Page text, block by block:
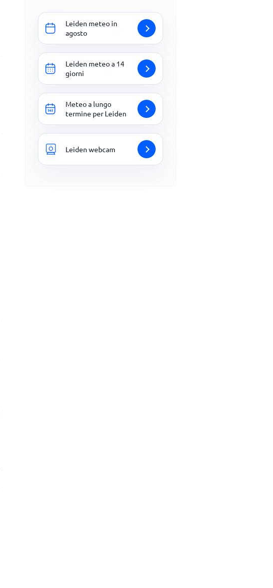
Leiden meteo in
agosto
Leiden meteo a 14
giorni
Meteo a lungo
termine per Leiden
Leiden webcam